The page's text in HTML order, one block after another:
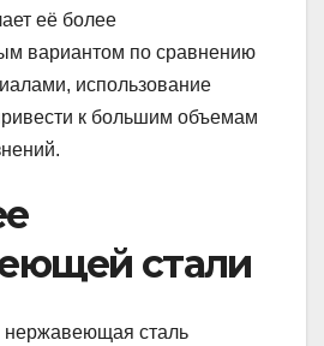
её более
вариантом по сравнению
использование
к большим объемам
стали
сталь